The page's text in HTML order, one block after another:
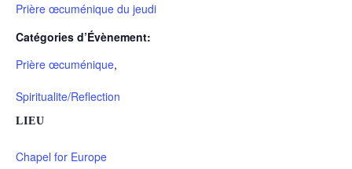
Prière œcuménique du jeudi
Catégories d’Évènement:
Prière œcuménique,
Spiritualite/Reflection
LIEU
Chapel for Europe